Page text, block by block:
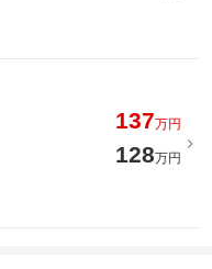
137万円
128万円